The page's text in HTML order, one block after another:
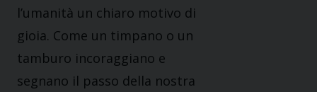
l’umanità un chiaro motivo di
gioia. Come un timpano o un
tamburo incoraggiano e
segnano il passo della nostra